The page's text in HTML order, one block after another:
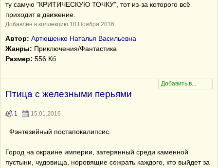
ту самую "КРИТИЧЕСКУЮ ТОЧКУ", тот из-за которого всё
приходит в движение.
Добавлен в коллекцию 10 Ноября 2016
Автор: Артюшенко Наталья Васильевна
Жанры: Приключения/Фантастика
Размер: 556 Кб
Птица с железными перьями
1 15.01.2016
Фэнтезийный постапокалипсис.
Город на окраине империи, затерянный среди каменной
пустыни, чудовища, норовящие сожрать каждого, кто выйдет за